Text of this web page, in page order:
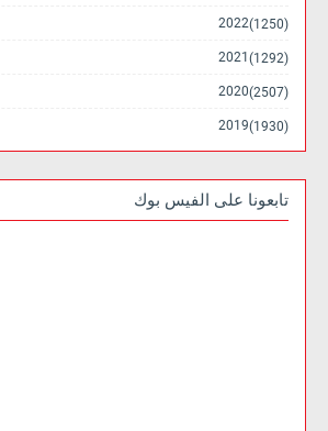
2022 (1250)
2021 (1292)
2020 (2507)
2019 (1930)
تابعونا على الفيس بوك